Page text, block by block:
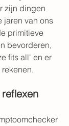
zijn dingen
jaren van ons
primitieve
bevorderen,
fits all' en er